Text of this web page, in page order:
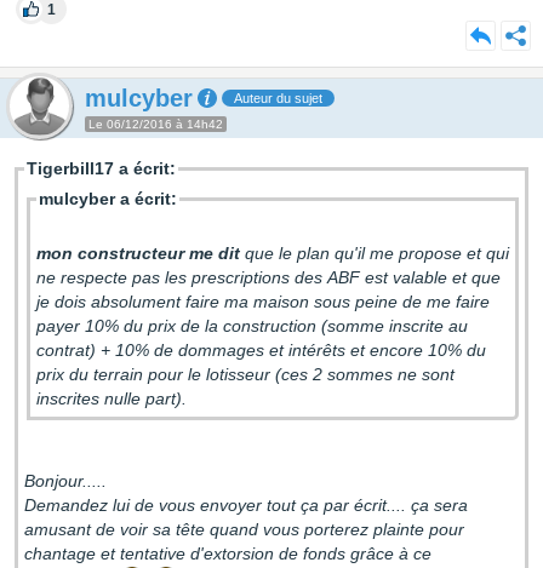
1
mulcyber Auteur du sujet
Le 06/12/2016 à 14h42
Tigerbill17 a écrit:
mulcyber a écrit:
mon constructeur me dit que le plan qu'il me propose et qui
ne respecte pas les prescriptions des ABF est valable et que
je dois absolument faire ma maison sous peine de me faire
payer 10% du prix de la construction (somme inscrite au
contrat) + 10% de dommages et intérêts et encore 10% du
prix du terrain pour le lotisseur (ces 2 sommes ne sont
inscrites nulle part).
Bonjour.....
Demandez lui de vous envoyer tout ça par écrit.... ça sera
amusant de voir sa tête quand vous porterez plainte pour
chantage et tentative d'extorsion de fonds grâce à ce